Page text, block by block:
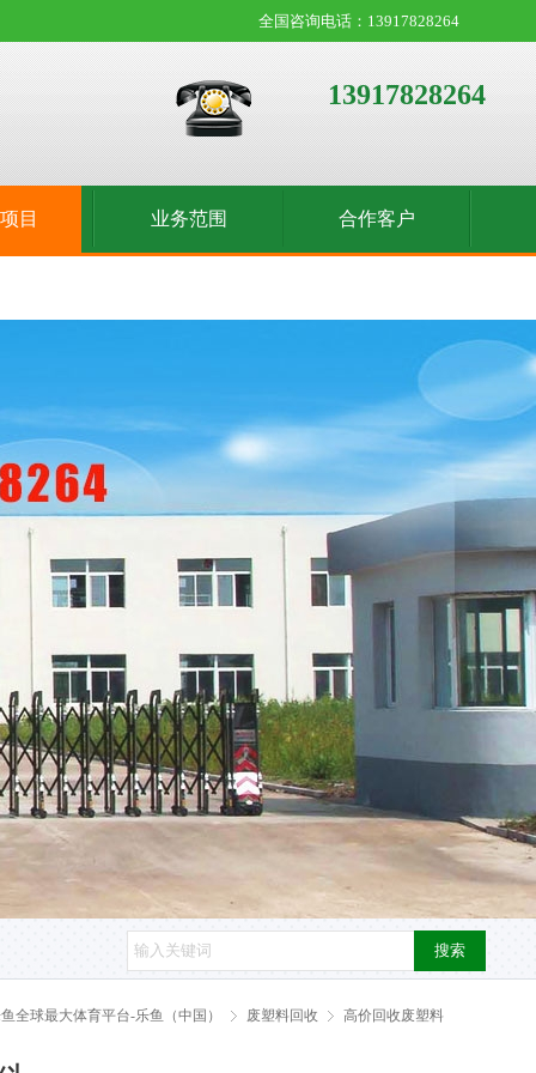
全国咨询电话：13917828264
13917828264
目 业务范围 合作客户
搜索
全球最大体育平台-乐鱼（中国） 废塑料回收 高价回收废塑料